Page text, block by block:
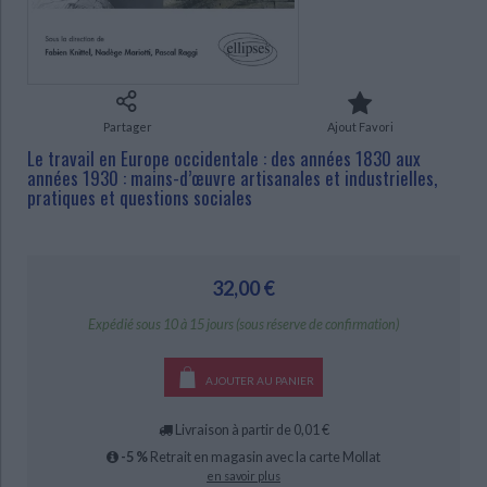
CHARGEMENT...
Littérature de voyage Audio - Livres lus
Ecologie - Environnement
Histoire de France
Histoire - Généralités Histoire des pays
Histoire ancienne Géographie
Culture scientifique
Danse
Partager Ajout Favori
Le travail en Europe occidentale : des années 1830 aux
années 1930 : mains-d’œuvre artisanales et industrielles,
pratiques et questions sociales
32,00 €
Expédié sous 10 à 15 jours (sous réserve de confirmation)
AJOUTER AU PANIER
Livraison à partir de 0,01 €
-5 % Retrait en magasin avec la carte Mollat
en savoir plus